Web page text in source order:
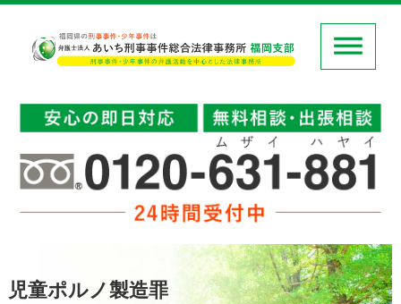
児童ポルノ製造罪